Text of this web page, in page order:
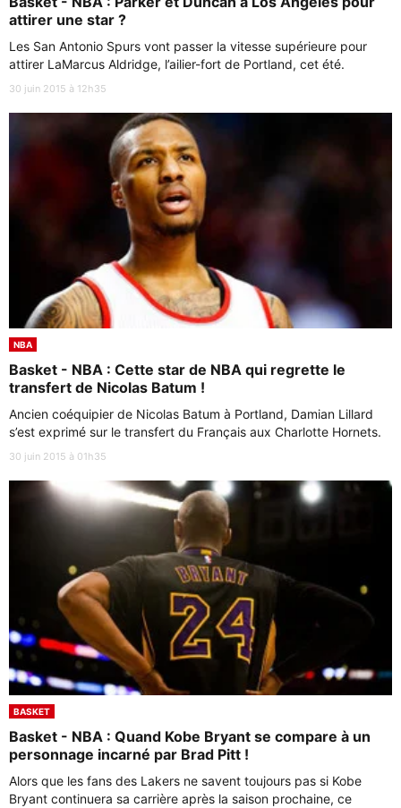
attirer une star ?
Les San Antonio Spurs vont passer la vitesse supérieure pour
attirer LaMarcus Aldridge, l’ailier-fort de Portland, cet été.
30 juin 2015 à 12h35
NBA
Basket - NBA : Cette star de NBA qui regrette le
transfert de Nicolas Batum !
Ancien coéquipier de Nicolas Batum à Portland, Damian Lillard
s’est exprimé sur le transfert du Français aux Charlotte Hornets.
30 juin 2015 à 01h35
BASKET
Basket - NBA : Quand Kobe Bryant se compare à un
personnage incarné par Brad Pitt !
Alors que les fans des Lakers ne savent toujours pas si Kobe
Bryant continuera sa carrière après la saison prochaine, ce